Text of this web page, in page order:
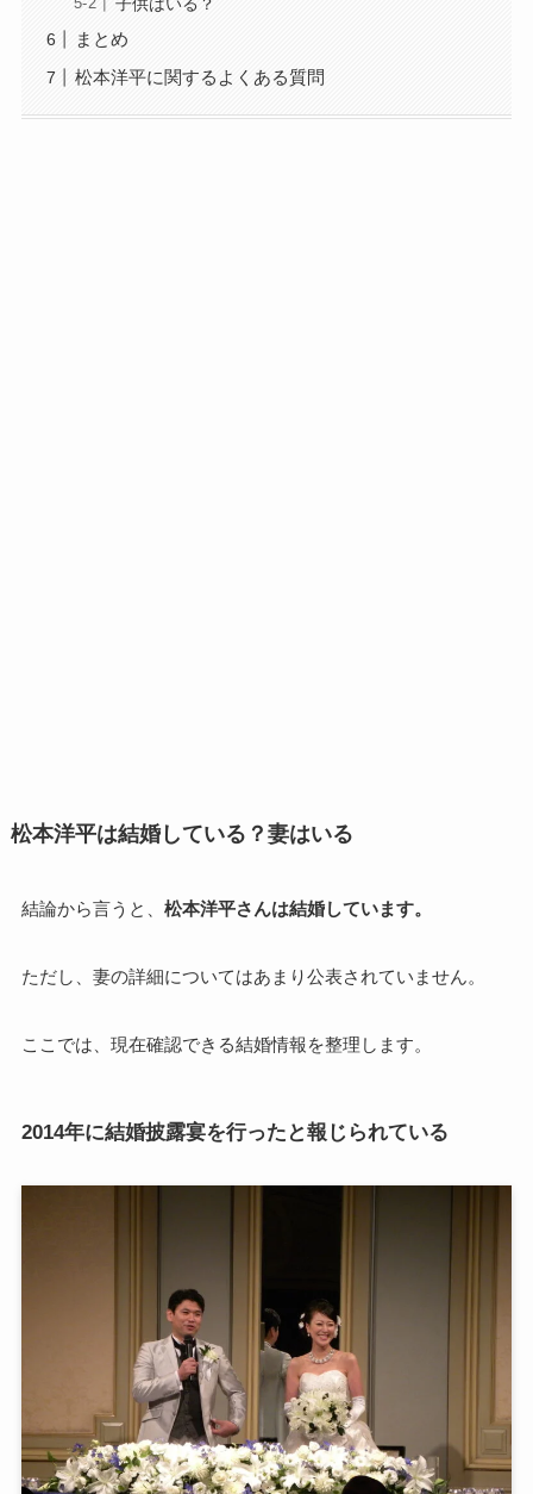
子供はいる？
まとめ
松本洋平に関するよくある質問
松本洋平は結婚している？妻はいる
結論から言うと、 松本洋平さんは結婚しています。
ただし、妻の詳細についてはあまり公表されていません。
ここでは、現在確認できる結婚情報を整理します。
2014年に結婚披露宴を行ったと報じられている